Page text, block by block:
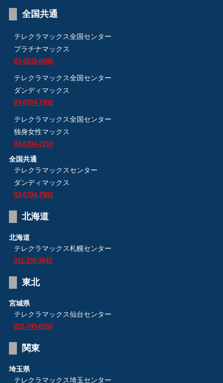
全国共通
テレクラマックス全国センター
プラチナマックス
03-6832-0088
テレクラマックス全国センター
ダンディマックス
03-6704-7902
テレクラマックス全国センター
独身女性マックス
03-6704-7253
全国共通
テレクラマックスセンター
ダンディマックス
03-6704-7902
北海道
北海道
テレクラマックス札幌センター
011-330-3641
東北
宮城県
テレクラマックス仙台センター
022-745-6555
関東
埼玉県
テレクラマックス埼玉センター